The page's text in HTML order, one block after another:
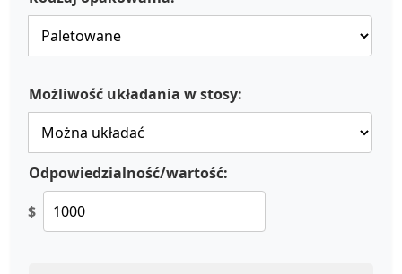
Możliwość układania w stosy:
Odpowiedzialność/wartość:
$